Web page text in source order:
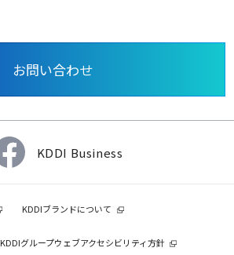
お問い合わせ
KDDI Business
KDDIブランドについて
KDDIグループウェブアクセシビリティ方針